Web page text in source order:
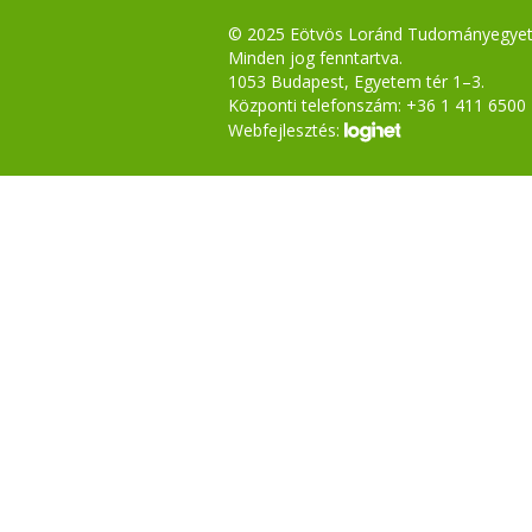
© 2025 Eötvös Loránd
Minden jog fenntartva.
1053 Budapest, Egyetem tér 1–3.
Központi telefonszám: +36 1 411 6500
Webfejlesztés: